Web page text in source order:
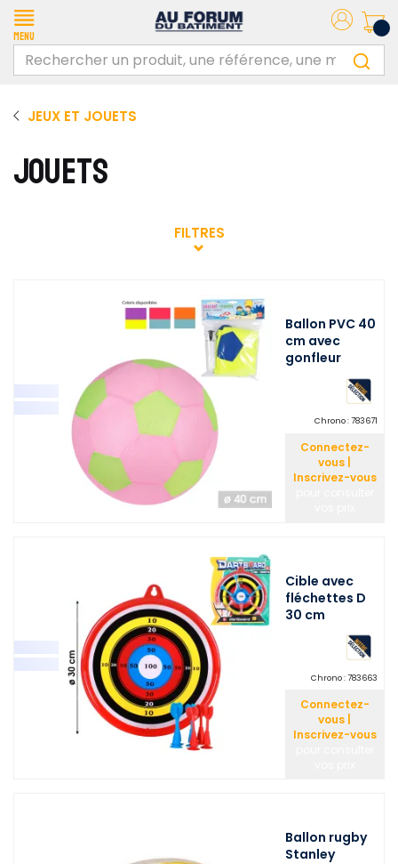
Menu
JEUX ET JOUETS
JOUETS
FILTRES
Ballon PVC 40
cm avec
gonfleur
Chrono : 783671
Connectez-
vous |
Inscrivez-vous
Cible avec
fléchettes D
30 cm
Chrono : 783663
Connectez-
vous |
Inscrivez-vous
Ballon rugby
Stanley